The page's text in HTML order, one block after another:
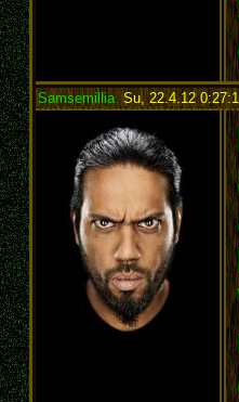
Samsemillia, Su, 22.4.12